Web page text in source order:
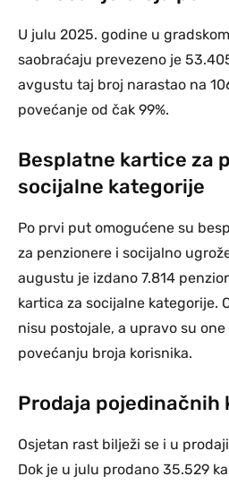
U julu 2025. godine u
saobraćaju prevezeno je
avgustu taj broj narastao na
povećanje od čak 99%.
Besplatne kartice za
socijalne kategorije
Po prvi put omogućene su
za penzionere i socijalno
augustu je izdano 7.814
kartica za socijalne kategorije.
nisu postojale, a upravo su
povećanju broja korisnika.
Prodaja pojedinačnih
Osjetan rast bilježi se i u
Dok je u julu prodano 35.529